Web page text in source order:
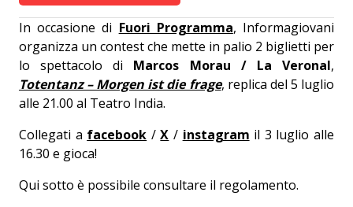
In occasione di Fuori Programma, Informagiovani
organizza un contest che mette in palio 2 biglietti per
lo spettacolo di Marcos Morau / La Veronal,
Totentanz – Morgen ist die frage, replica del 5 luglio
alle 21.00 al Teatro India.
Collegati a facebook /X / instagram il 3 luglio alle
16.30 e gioca!
Qui sotto è possibile consultare il regolamento.